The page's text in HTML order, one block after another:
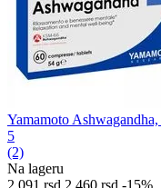
Yamamoto
5
(2)
Na lageru
2.091 rsd 2.460 rsd -15%